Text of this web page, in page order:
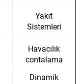
Yakıt
Sistemleri
Havacılık
contalama
Dinamik